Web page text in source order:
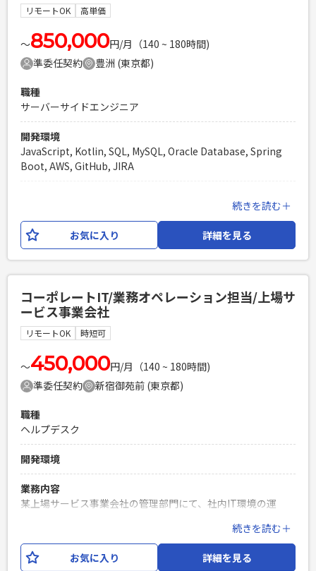
必須スキル
・Webシステムのサーバーサイド開発経験10年以上 ・規模が
大きいサービスの開発で上流工程から関わっている方 ・サー
バーサイドの運用に強い方 ・AIを利用した開発にシフトして
1回の出社できる方
Laravelを用いた開発経験1年以上
エンジニア複数人のチームでの開発経験
リモートOK 高単価
〜850,000円/月（140 ~ 180時間)
準委任契約
豊洲 (東京都)
職種
サーバーサイドエンジニア
開発環境
JavaScript, Kotlin, SQL, MySQL, Oracle Database, Spring
Boot, AWS, GitHub, JIRA
輸配送システムの保守開発を中心としたWeb開発案件です。
サーバーサイドからフロントエンドまで、フルスタックでご
対応いただきます。 開発工程は、設計からテストまで一連の
ームワーク：Spring Boot,Thymeleaf,Next.js DB：
Oracle,MySQL インフラ：AWS(各種サービス),Terraform 開
発ツール等：Github,Slack,Zoom,Jira,Confluence,VScode
等 設計思想：クリーンアーキテクチャ、DDD AIツール：
Github copilot,Claude Code等
必須スキル
（1年以上） ・Next.jsやVue.jsなどのFWを使用したフロント
エンドの開発経験（半年以上） ・SQLを用いたデータベース
操作の実務経験 ・DDDやクリーンアーキテクチャーなどのソ
フトウェア設計パターンを活用した開発経験（1年以上） ・
AWSを利用した開発経験（1年以上） ・AIコーディングエージ
ェントの利用経験
エンジニア複数人のチームでの開発経験
続きを読む＋
お気に入り 詳細を見る
コーポレートIT/業務オペレーション担当/上場サ
ービス事業会社
リモートOK 時短可
〜450,000円/月（140 ~ 180時間)
準委任契約
新宿御苑前 (東京都)
職種
ヘルプデスク
開発環境
業務内容
某上場サービス事業会社の管理部門にて、社内IT環境の運
ウント管理、社内問い合わせ対応などを通じて、従業員が円
滑に業務を行える環境の維持・改善を担うポジションです。
【具体的な業務内容】 ・端末管理ツールのアラート監視およ
続きを読む＋
お気に入り 詳細を見る